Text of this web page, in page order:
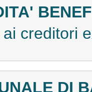
ai creditori
DI